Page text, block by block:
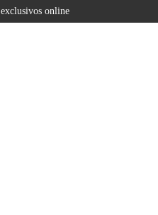
exclusivos online